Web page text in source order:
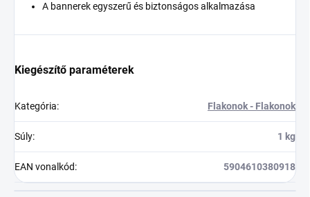
A bannerek egyszerű és biztonságos alkalmazása
Kiegészítő paraméterek
Kategória: Flakonok - Flakonok
Súly: 1 kg
EAN vonalkód: 5904610380918